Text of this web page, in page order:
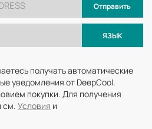
Отправить
ЯЗЫК
получать автоматические
уведомления от DeepCool.
покупки. Для получения
см. Условия и